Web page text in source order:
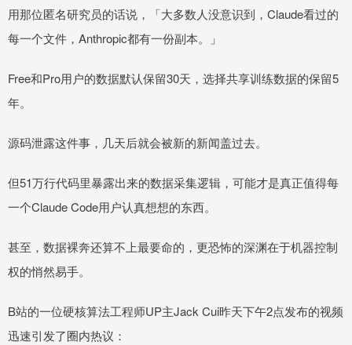
用那位匿名研究员的话说，「大多数人没意识到，Claude看过的
每一个文件，Anthropic都有一份副本。」
Free和Pro用户的数据默认保留30天，选择共享训练数据的保留5
年。
源码泄露这件事，几天后就会被新的新闻盖过去。
但51万行代码里暴露出来的数据采集逻辑，可能才是真正值得每
一个Claude Code用户认真想想的东西。
甚至，数据裸奔还算不上最要命的，更恐怖的深渊在于机器控制
权的悄然易手。
B站的一位硬核算法工程师UP主Jack Cui昨天下午2点发布的视频
迅速引发了圈内热议：